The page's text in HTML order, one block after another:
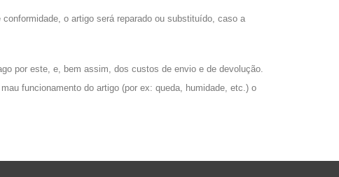
o artigo será reparado ou substituído, caso a
por este, e, bem assim, dos custos de envio e de devolução.
funcionamento do artigo (por ex: queda, humidade, etc.) o